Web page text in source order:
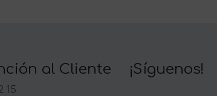
al Cliente
15
¡Síguenos!